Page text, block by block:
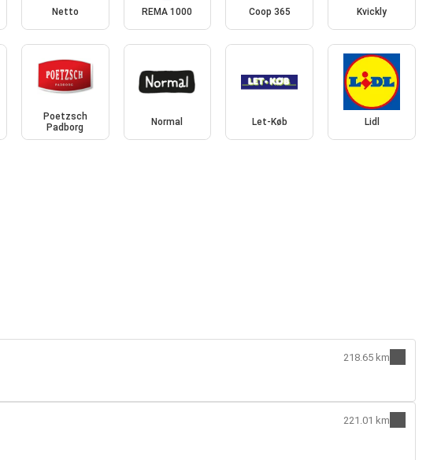
Netto REMA 1000 Coop 365 Kvickly
Poetzsch
Padborg
Normal Let-Køb Lidl
218.65 km
221.01 km